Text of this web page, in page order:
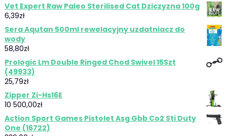
Vet Expert Raw Paleo Sterilised Cat Dziczyzna 100g
6,39zł
Sera Aqutan 500ml rewelacyjny uzdatniacz do
wody
58,80zł
Prologic Lm Double Ringed Chod Swivel 15Szt
(49933)
25,79zł
Zipper Zi-Hs16E
10 500,00zł
Action Sport Games Pistolet Asg Gbb Co2 Sti Duty
One (16722)